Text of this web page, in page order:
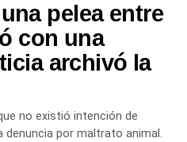
pelea entre
con una
archivó la
no existió intención de
por maltrato animal.